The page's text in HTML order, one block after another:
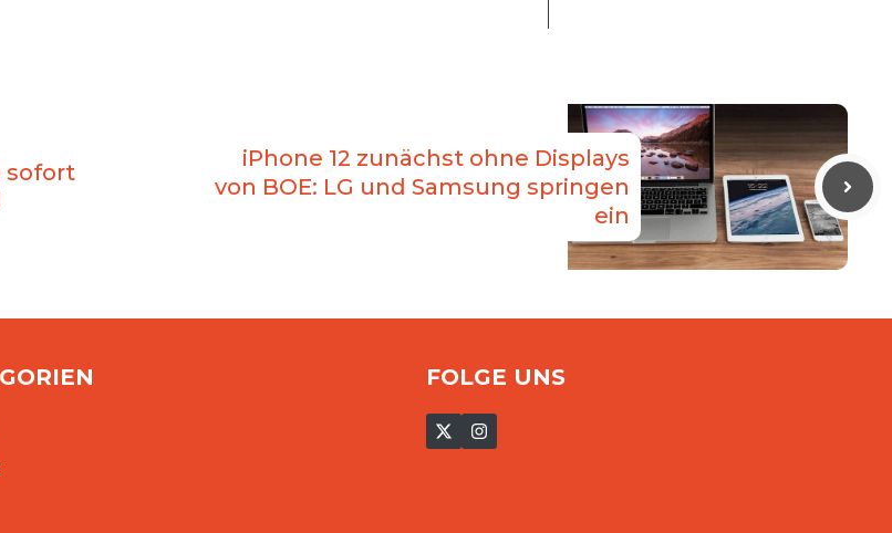
sofort
iPhone 12 zunächst ohne Displays
von BOE: LG und Samsung springen
ein
FOLGE UNS